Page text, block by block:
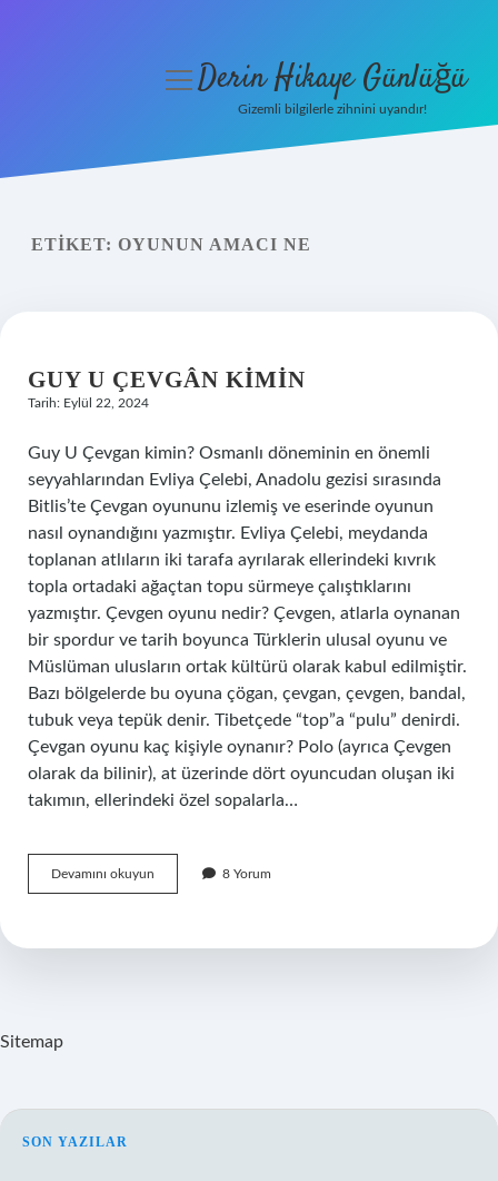
Yasal Uyarı
menüyüDerin Hikaye Günlüğü
Gizemli bilgilerle zihnini uyandır!
ETIKET: OYUNUN AMACI NE
GUY U ÇEVGÂN KIMIN
Tarih: Eylül 22, 2024
Guy U Çevgan kimin? Osmanlı döneminin en önemli
seyyahlarından Evliya Çelebi, Anadolu gezisi sırasında
Bitlis’te Çevgan oyununu izlemiş ve eserinde oyunun
nasıl oynandığını yazmıştır. Evliya Çelebi, meydanda
toplanan atlıların iki tarafa ayrılarak ellerindeki kıvrık
topla ortadaki ağaçtan topu sürmeye çalıştıklarını
yazmıştır. Çevgen oyunu nedir? Çevgen, atlarla oynanan
bir spordur ve tarih boyunca Türklerin ulusal oyunu ve
Müslüman ulusların ortak kültürü olarak kabul edilmiştir.
Bazı bölgelerde bu oyuna çögan, çevgan, çevgen, bandal,
tubuk veya tepük denir. Tibetçede “top”a “pulu” denirdi.
Çevgan oyunu kaç kişiyle oynanır? Polo (ayrıca Çevgen
olarak da bilinir), at üzerinde dört oyuncudan oluşan iki
takımın, ellerindeki özel sopalarla…
Devamını okuyun
U
8 Yorum
Sitemap
SIDEBAR
SON YAZILAR